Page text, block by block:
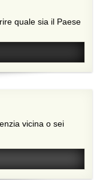
quale sia il Paese